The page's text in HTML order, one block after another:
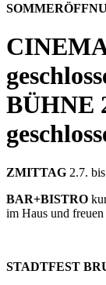
BÜHNE
ZMITTAG 2.7.
BAR+BISTRO
im Haus und
STADTFEST